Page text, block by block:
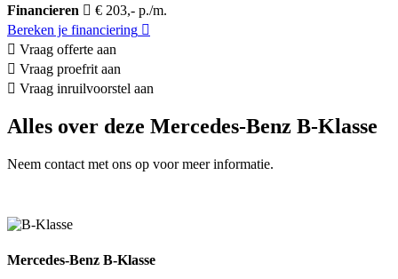
Financieren
€ 203,- p./m.
Bereken je financiering
Vraag offerte aan
Vraag proefrit aan
Vraag inruilvoorstel aan
Alles over deze Mercedes-Benz B-Klasse
Neem contact met ons op voor meer informatie.
Mercedes-Benz B-Klasse